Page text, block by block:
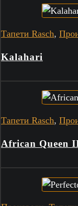
Тапети Rasch,
Kalahari
Тапети Rasch,
African Queen